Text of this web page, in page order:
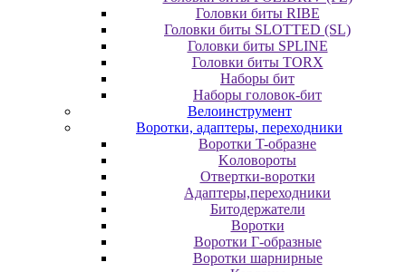
Головки биты RIBE
Головки биты SLOTTED (SL)
Головки биты SPLINE
Головки биты TORX
Наборы бит
Наборы головок-бит
Велоинструмент
Воротки, адаптеры, переходники
Bopoтки T-oбpaзне
Koлoвopoты
Oтвepтки-вopoтки
Адаптеры,переходники
Битодержатели
Воротки
Воротки Г-образные
Воротки шарнирные